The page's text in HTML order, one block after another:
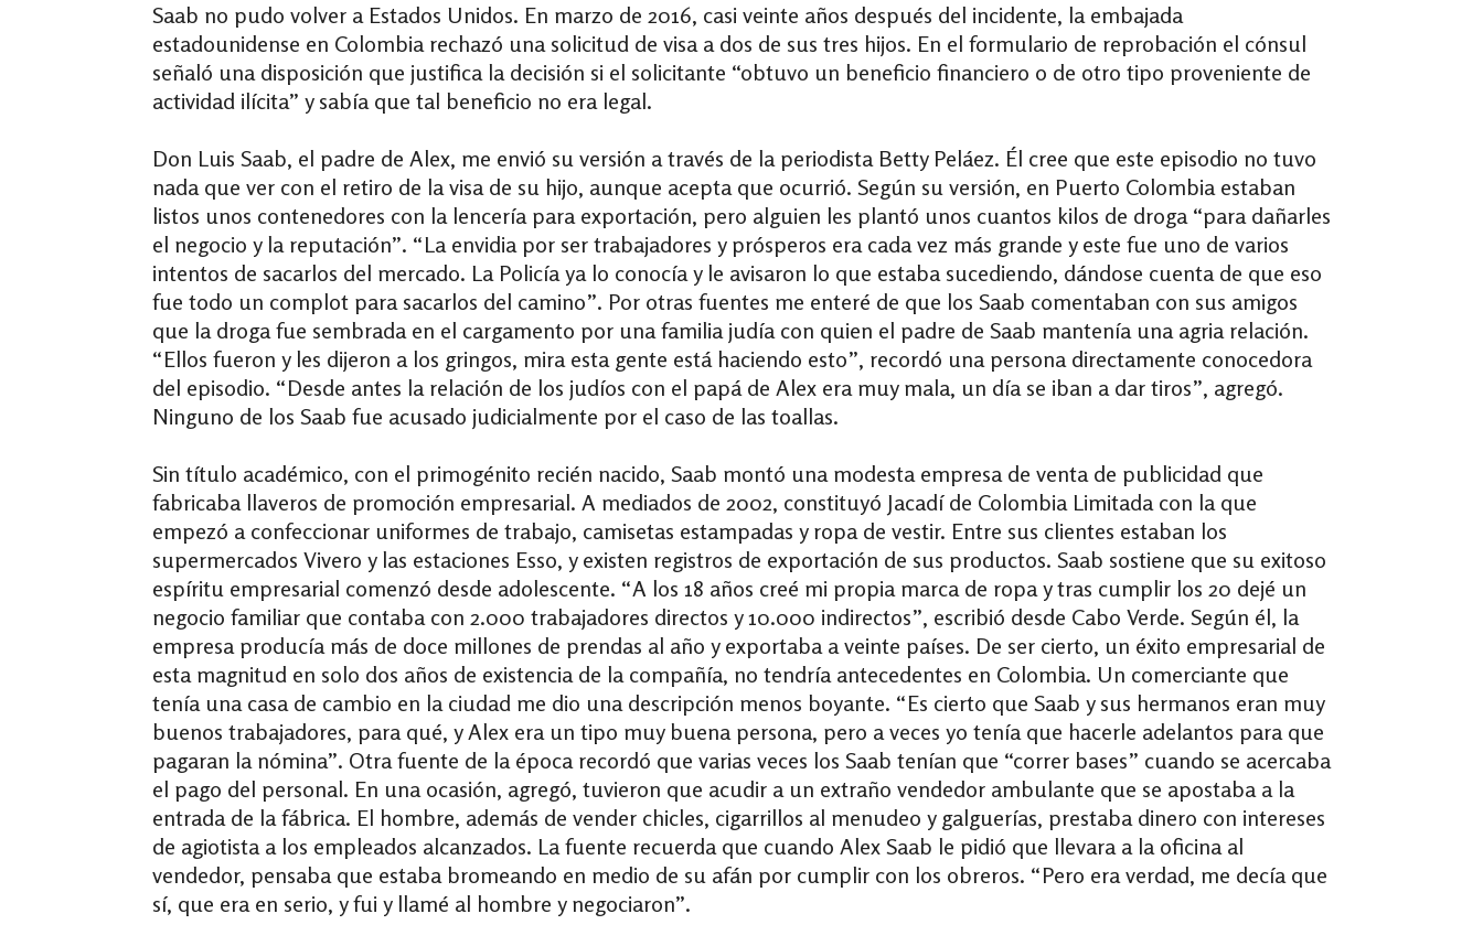
Saab no pudo volver a Estados Unidos. En marzo de 2016, casi veinte años después del incidente, la embajada
estadounidense en Colombia rechazó una solicitud de visa a dos de sus tres hijos. En el formulario de reprobación el cónsul
señaló una disposición que justifica la decisión si el solicitante “obtuvo un beneficio financiero o de otro tipo proveniente de
actividad ilícita” y sabía que tal beneficio no era legal.
Don Luis Saab, el padre de Alex, me envió su versión a través de la periodista Betty Peláez. Él cree que este episodio no tuvo
nada que ver con el retiro de la visa de su hijo, aunque acepta que ocurrió. Según su versión, en Puerto Colombia estaban
listos unos contenedores con la lencería para exportación, pero alguien les plantó unos cuantos kilos de droga “para dañarles
el negocio y la reputación”. “La envidia por ser trabajadores y prósperos era cada vez más grande y este fue uno de varios
intentos de sacarlos del mercado. La Policía ya lo conocía y le avisaron lo que estaba sucediendo, dándose cuenta de que eso
fue todo un complot para sacarlos del camino”. Por otras fuentes me enteré de que los Saab comentaban con sus amigos
que la droga fue sembrada en el cargamento por una familia judía con quien el padre de Saab mantenía una agria relación.
“Ellos fueron y les dijeron a los gringos, mira esta gente está haciendo esto”, recordó una persona directamente conocedora
del episodio. “Desde antes la relación de los judíos con el papá de Alex era muy mala, un día se iban a dar tiros”, agregó.
Ninguno de los Saab fue acusado judicialmente por el caso de las toallas.
Sin título académico, con el primogénito recién nacido, Saab montó una modesta empresa de venta de publicidad que
fabricaba llaveros de promoción empresarial. A mediados de 2002, constituyó Jacadí de Colombia Limitada con la que
empezó a confeccionar uniformes de trabajo, camisetas estampadas y ropa de vestir. Entre sus clientes estaban los
supermercados Vivero y las estaciones Esso, y existen registros de exportación de sus productos. Saab sostiene que su exitoso
espíritu empresarial comenzó desde adolescente. “A los 18 años creé mi propia marca de ropa y tras cumplir los 20 dejé un
negocio familiar que contaba con 2.000 trabajadores directos y 10.000 indirectos”, escribió desde Cabo Verde. Según él, la
empresa producía más de doce millones de prendas al año y exportaba a veinte países. De ser cierto, un éxito empresarial de
esta magnitud en solo dos años de existencia de la compañía, no tendría antecedentes en Colombia. Un comerciante que
tenía una casa de cambio en la ciudad me dio una descripción menos boyante. “Es cierto que Saab y sus hermanos eran muy
buenos trabajadores, para qué, y Alex era un tipo muy buena persona, pero a veces yo tenía que hacerle adelantos para que
pagaran la nómina”. Otra fuente de la época recordó que varias veces los Saab tenían que “correr bases” cuando se acercaba
el pago del personal. En una ocasión, agregó, tuvieron que acudir a un extraño vendedor ambulante que se apostaba a la
entrada de la fábrica. El hombre, además de vender chicles, cigarrillos al menudeo y galguerías, prestaba dinero con intereses
de agiotista a los empleados alcanzados. La fuente recuerda que cuando Alex Saab le pidió que llevara a la oficina al
vendedor, pensaba que estaba bromeando en medio de su afán por cumplir con los obreros. “Pero era verdad, me decía que
sí, que era en serio, y fui y llamé al hombre y negociaron”.